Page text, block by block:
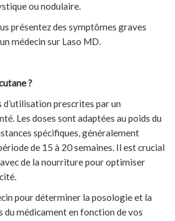
ou nodulaire.
présentez des symptômes graves
médecin sur Laso MD.
?
prescrites par un
Les doses sont adaptées au poids du
spécifiques, généralement
de 15 à 20 semaines. Il est crucial
avec de la nourriture pour optimiser
pour déterminer la posologie et la
du médicament en fonction de vos